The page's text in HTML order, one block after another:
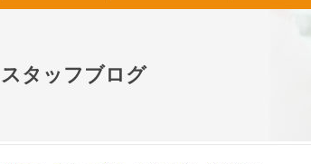
スタッフブログ